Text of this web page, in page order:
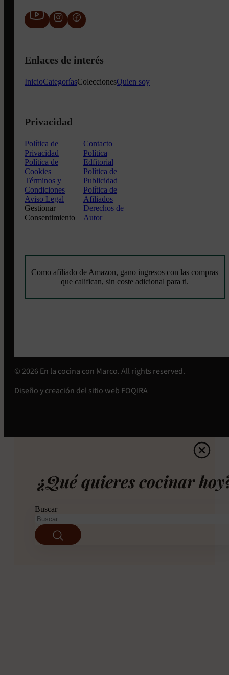
Enlaces de interés
InicioCategoríasColeccionesQuien soy
Privacidad
Política de
Privacidad
Política de
Cookies
Términos y
Condiciones
Aviso Legal
Gestionar
Consentimiento
Contacto
Política
Edfitorial
Política de
Publicidad
Política de
Afiliados
Derechos de
Autor
Como afiliado de Amazon, gano ingresos con las compras
que califican, sin coste adicional para ti.
© 2026 En la cocina con Marco. All rights reserved.
Diseño y creación del sitio web FOQIRA
¿Qué quieres cocinar
Buscar